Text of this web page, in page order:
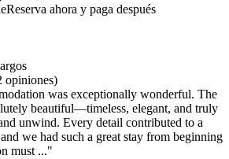
Reserva ahora y paga después
opiniones)
was exceptionally wonderful. The
beautiful—timeless, elegant, and truly
unwind. Every detail contributed to a
we had such a great stay from beginning
must ..."